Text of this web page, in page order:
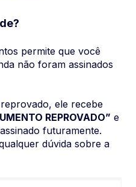
permite que você
não foram assinados
ele recebe
REPROVADO” e
futuramente.
dúvida sobre a